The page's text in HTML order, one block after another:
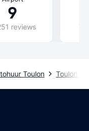
9
reviews
Toulon Toulon